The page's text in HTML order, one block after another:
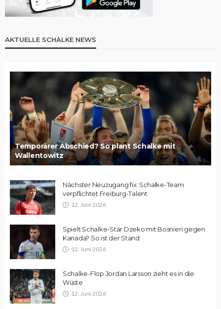
AKTUELLE SCHALKE NEWS
Temporärer Abschied? So plant Schalke mit
Wallentowitz
Nächster Neuzugang fix: Schalke-Team
verpflichtet Freiburg-Talent
12. Juni 2026
Spielt Schalke-Star Dzeko mit Bosnien gegen
Kanada? So ist der Stand
12. Juni 2026
Schalke-Flop Jordan Larsson zieht es in die
Wüste
12. Juni 2026